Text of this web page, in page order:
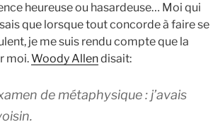
heureuse ou hasardeuse… Moi qui
que lorsque tout concorde à faire se
je me suis rendu compte que la
moi.Woody Allendisait:
de métaphysique : j’avais